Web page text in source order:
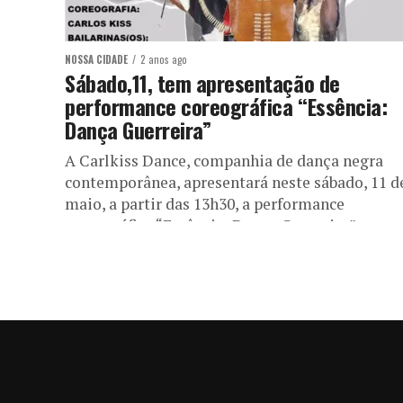
NOSSA CIDADE 2 anos ago
Sábado,11, tem apresentação de
performance coreográfica “Essência:
Dança Guerreira”
A Carlkiss Dance, companhia de dança negra
contemporânea, apresentará neste sábado, 11
maio, a partir das 13h30, a performance
coreográfica “Essência: Dança Guerreira”, na